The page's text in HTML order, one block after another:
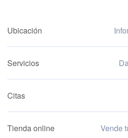
Ubicación
Servicios
Citas
Tienda online Vende